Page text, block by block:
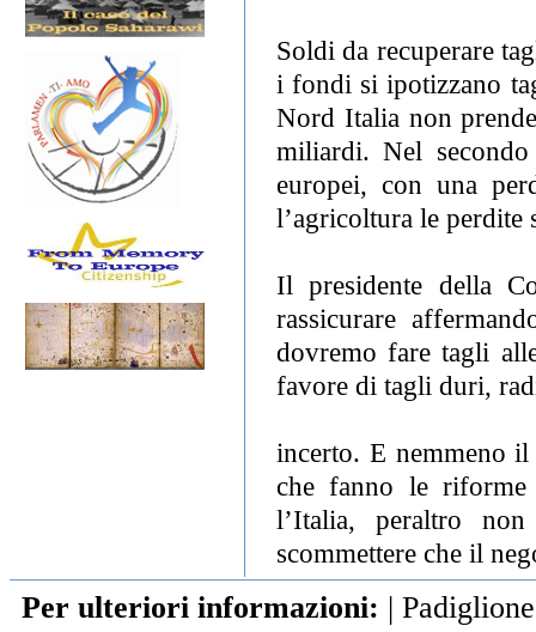
Soldi da recuperare
i fondi si ipotizzano
Nord Italia non
miliardi. Nel
europei, con una
l’agricoltura le
Il presidente della
rassicurare
dovremo fare tagli
favore di tagli duri,
incerto. E nemmeno
che fanno le riforme
l’Italia, peraltro
scommettere che il
Per ulteriori informazioni: |